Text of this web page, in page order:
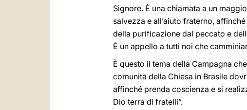
Signore. È una chiamata a un
salvezza e all’aiuto fraterno,
della purificazione dal peccato e
È un appello a tutti noi che
È questo il tema della Campagna
comunità della Chiesa in Brasile
affinché prenda coscienza e si
Dio terra di fratelli”.